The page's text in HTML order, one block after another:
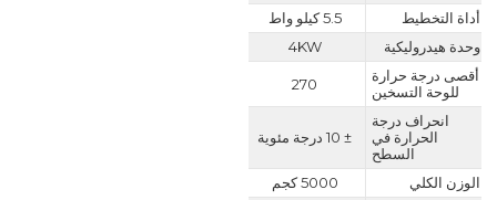
أداة التخطيط
5.5 كيلو واط
وحدة هيدروليكية
4KW
أقصى درجة حرارة
للوحة التسخين
270
انحراف درجة
الحرارة في
السطح
± 10 درجة مئوية
الوزن الكلي
5000 كجم